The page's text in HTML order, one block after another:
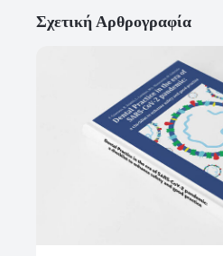
Σχετική Αρθρογραφία